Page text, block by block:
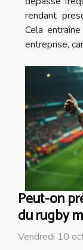
rendant
Cela
entreprise,
Peut-on
du rugby
Vendredi 10